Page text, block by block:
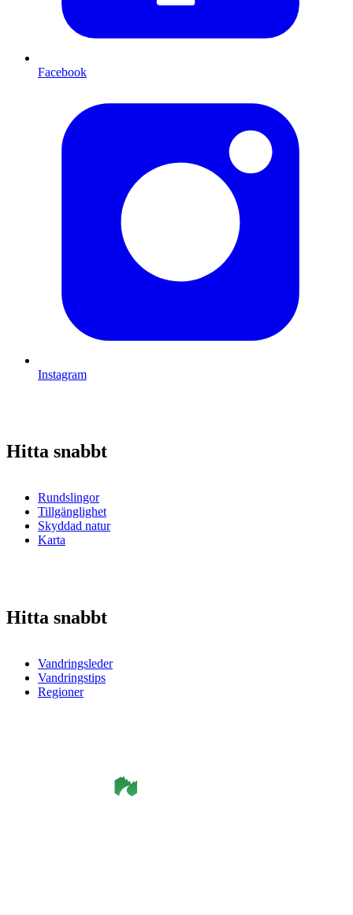
Facebook
Instagram
Hitta snabbt
Rundslingor
Tillgänglighet
Skyddad natur
Karta
Hitta snabbt
Vandringsleder
Vandringstips
Regioner